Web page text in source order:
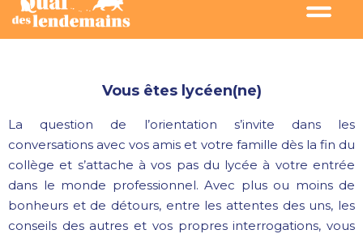
Vous êtes lycéen(ne)
La question de l’orientation s’invite dans les
conversations avec vos amis et votre famille dès la fin du
collège et s’attache à vos pas du lycée à votre entrée
dans le monde professionnel. Avec plus ou moins de
bonheurs et de détours, entre les attentes des uns, les
conseils des autres et vos propres interrogations, vous